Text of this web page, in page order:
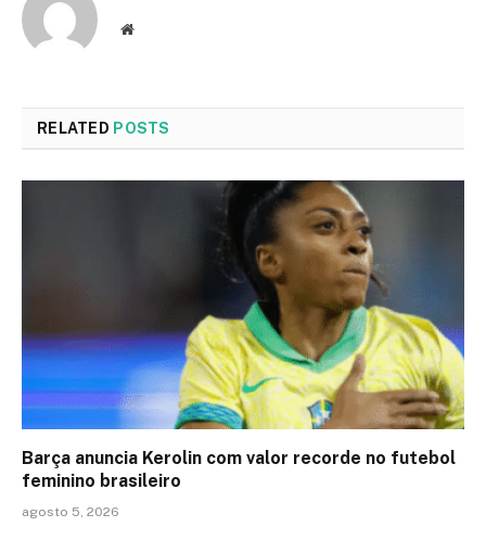
Website
RELATED POSTS
Barça anuncia Kerolin com valor recorde no futebol
feminino brasileiro
agosto 5, 2026